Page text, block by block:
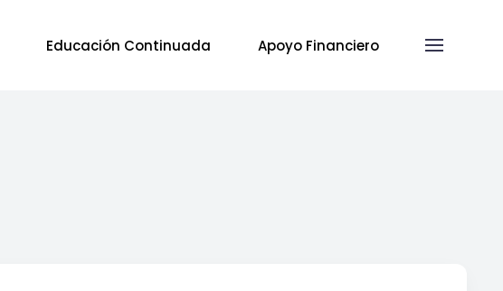
Educación Continuada Apoyo Financiero